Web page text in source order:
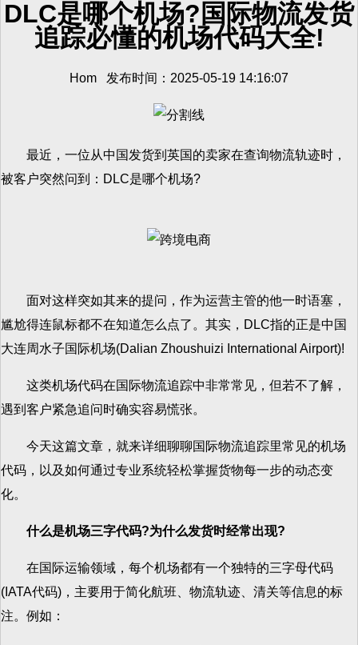
DLC是哪个机场?国际物流发货
追踪必懂的机场代码大全!
Hom 发布时间：2025-05-19 14:16:07
最近，一位从中国发货到英国的卖家在查询物流轨迹时，
被客户突然问到：DLC是哪个机场?
面对这样突如其来的提问，作为运营主管的他一时语塞，
尴尬得连鼠标都不在知道怎么点了。其实，DLC指的正是中国
大连周水子国际机场(Dalian Zhoushuizi International Airport)!
这类机场代码在国际物流追踪中非常常见，但若不了解，
遇到客户紧急追问时确实容易慌张。
今天这篇文章，就来详细聊聊国际物流追踪里常见的机场
代码，以及如何通过专业系统轻松掌握货物每一步的动态变
化。
什么是机场三字代码?为什么发货时经常出现?
在国际运输领域，每个机场都有一个独特的三字母代码
(IATA代码)，主要用于简化航班、物流轨迹、清关等信息的标
注。例如：